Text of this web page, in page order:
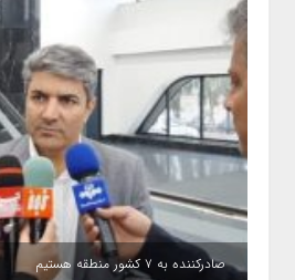
صادرکننده به ۷ کشور منطقه هستیم